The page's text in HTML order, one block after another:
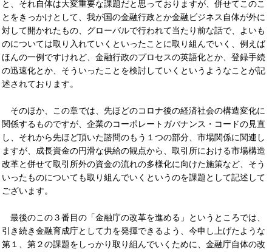
と、それ自体は大変重要な課題だと思っておりますが、併せてこのこ
とをきっかけとして、我が国の金融行政とか金融ビジネス自体が外に
対して開かれたもの、グローバルで行われて当たり前な話で、よいも
のについては取り入れていくといったことに取り組んでいく、例えば
ほんの一例ですけれど、金融行政のプロセスの英語化とか、登録手続
の迅速化とか、そういったことを検討していくというようなことが記
述されております。
そのほか、この章では、先ほどのコロナ後の経済社会の構造変化に
関係するものですが、企業のコーポレートガバナンス・コードの見直
し、それから先ほど頂いた諮問のもう１つの部分、市場関係に関連し
ますが、成長資金の円滑な供給の観点から、取引所における市場構造
改革と併せて取引所外の資金の流れの多様化に向けた施策など、そう
いったものについても取り組んでいくというのを課題として記述して
ございます。
最後のこの３番目の「金融庁の改革を進める」というところでは、
引き続き金融育成庁として力を発揮できるよう、今申し上げたような
第１、第２の課題をしっかり取り組んでいくために、金融庁自体の改